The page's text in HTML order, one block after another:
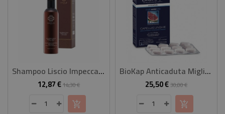
Shampoo Liscio Impeccabile 4 Rose E Jojoba 250 Ml
12,87 €Prezzo
base
14,30 €Prezzo
BioKap Anticaduta Miglio Uomo Forte
25,50 €Prezzo
base
30,00 €Prezzo